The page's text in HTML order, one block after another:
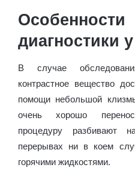
диагностики
В случае
контрастное вещество
помощи небольшой
очень хорошо
процедуру разбивают
перерывах ни в коем
горячими жидкостями.